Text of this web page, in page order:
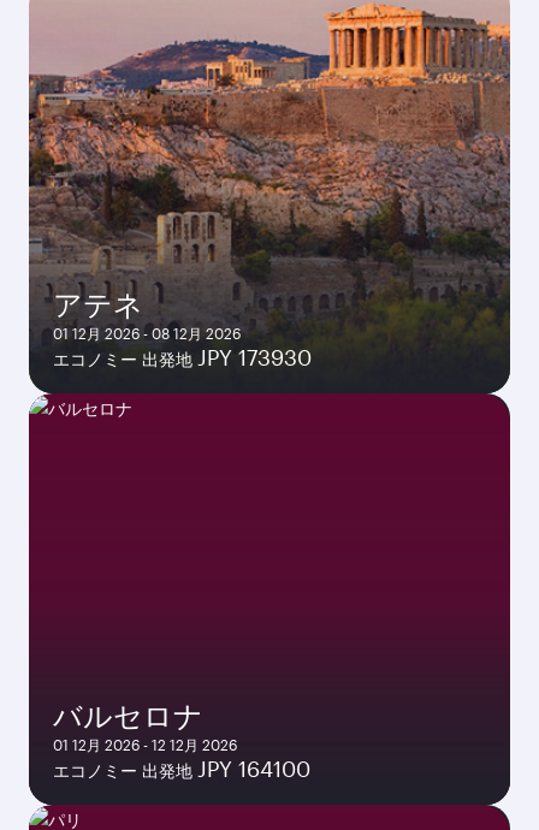
アテネ
01 12月 2026 - 08 12月 2026
エコノミー 出発地 JPY 173930
バルセロナ
01 12月 2026 - 12 12月 2026
エコノミー 出発地 JPY 164100